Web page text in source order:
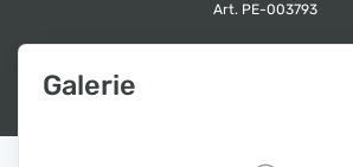
Art. PE-003793
Galerie